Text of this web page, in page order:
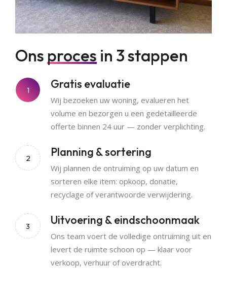
Ons proces in 3 stappen
1 Gratis evaluatie
Wij bezoeken uw woning, evalueren het
volume en bezorgen u een gedetailleerde
offerte binnen 24 uur — zonder verplichting.
2 Planning & sortering
Wij plannen de ontruiming op uw datum en
sorteren elke item: opkoop, donatie,
recyclage of verantwoorde verwijdering.
3 Uitvoering & eindschoonmaak
Ons team voert de volledige ontruiming uit en
levert de ruimte schoon op — klaar voor
verkoop, verhuur of overdracht.